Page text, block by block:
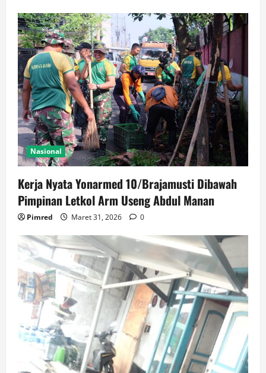
Nasional
Kerja Nyata Yonarmed 10/Brajamusti Dibawah
Pimpinan Letkol Arm Useng Abdul Manan
Pimred Maret 31, 2026 0